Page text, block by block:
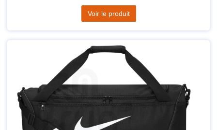
Voir le produit